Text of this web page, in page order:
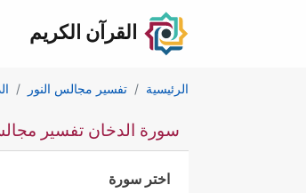
القرآن الكريم
الرئيسية تفسير مجالس النور
سورة الدخان تفسير مجالس
اختر سورة